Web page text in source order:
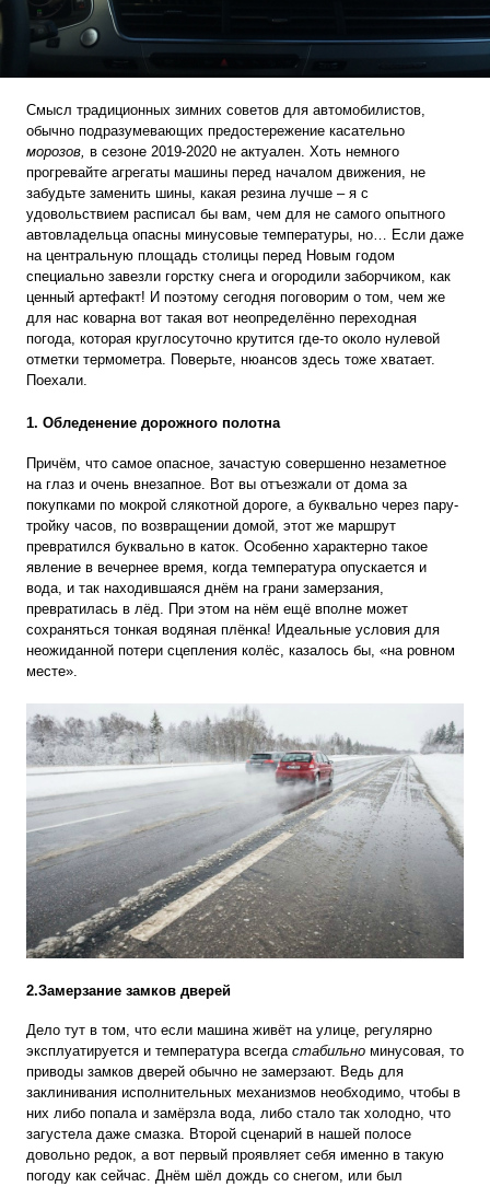
Смысл традиционных зимних советов для автомобилистов,
обычно подразумевающих предостережение касательно
морозов, в сезоне 2019-2020 не актуален. Хоть немного
прогревайте агрегаты машины перед началом движения, не
забудьте заменить шины, какая резина лучше – я с
удовольствием расписал бы вам, чем для не самого опытного
автовладельца опасны минусовые температуры, но… Если даже
на центральную площадь столицы перед Новым годом
специально завезли горстку снега и огородили заборчиком, как
ценный артефакт! И поэтому сегодня поговорим о том, чем же
для нас коварна вот такая вот неопределённо переходная
погода, которая круглосуточно крутится где-то около нулевой
отметки термометра. Поверьте, нюансов здесь тоже хватает.
Поехали.
1. Обледенение дорожного полотна
Причём, что самое опасное , зачастую совершенно незаметное
на глаз и очень внезапное. Вот вы отъезжали от дома за
покупками по мокрой слякотной дороге, а буквально через пару-
тройку часов, по возвращении домой, этот же маршрут
превратился буквально в каток. Особенно характерно такое
явление в вечернее время, когда температура опускается и
вода, и так находившаяся днём на грани замерзания,
превратилась в лёд. При этом на нём ещё вполне может
сохраняться тонкая водяная плёнка! Идеальные условия для
неожиданной потери сцепления колёс, казалось бы, «на ровном
месте».
2.Замерзание замков дверей
Дело тут в том, что если машина живёт на улице, регулярно
эксплуатируется и температура всегда стабильно минусовая, то
приводы замков дверей обычно не замерзают. Ведь для
заклинивания исполнительных механизмов необходимо, чтобы в
них либо попала и замёрзла вода, либо стало так холодно, что
загустела даже смазка. Второй сценарий в нашей полосе
довольно редок, а вот первый проявляет себя именно в такую
погоду как сейчас. Днём шёл дождь со снегом, или был